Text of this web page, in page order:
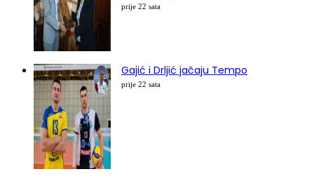
prije 22 sata
Gajić i Drljić jačaju Tempo
prije 22 sata